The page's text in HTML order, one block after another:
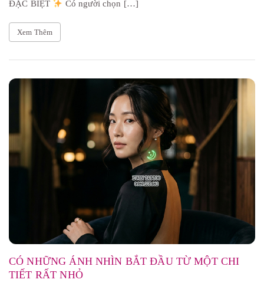
ĐẶC BIỆT
Có người chọn […]
Xem Thêm
CÓ NHỮNG ÁNH NHÌN BẮT ĐẦU TỪ MỘT CHI
TIẾT RẤT NHỎ